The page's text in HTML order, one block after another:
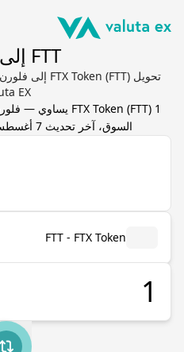
FTT إلى AWG
EX
1
FTX Token (FTT) يساوي —
السوق، آخر تحديث7 أغسطس 2026 في 3:50 م UTC
FTT - FTX Token